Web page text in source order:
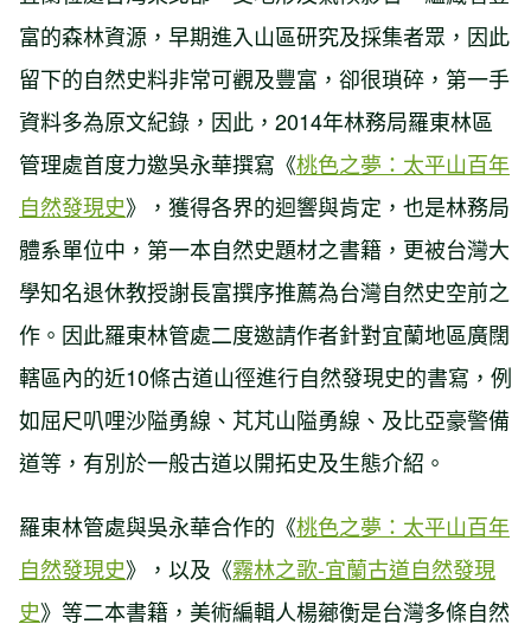
富的森林資源，早期進入山區研究及採集者眾，因此
留下的自然史料非常可觀及豐富，卻很瑣碎，第一手
資料多為原文紀錄，因此，2014年林務局羅東林區
管理處首度力邀吳永華撰寫《桃色之夢：太平山百年
自然發現史》，獲得各界的迴響與肯定，也是林務局
體系單位中，第一本自然史題材之書籍，更被台灣大
學知名退休教授謝長富撰序推薦為台灣自然史空前之
作。因此羅東林管處二度邀請作者針對宜蘭地區廣闊
轄區內的近10條古道山徑進行自然發現史的書寫，例
如屈尺叭哩沙隘勇線、芃芃山隘勇線、及比亞豪警備
道等，有別於一般古道以開拓史及生態介紹。
羅東林管處與吳永華合作的《桃色之夢：太平山百年
自然發現史》，以及《霧林之歌-宜蘭古道自然發現
史》等二本書籍，美術編輯人楊薌衡是台灣多條自然